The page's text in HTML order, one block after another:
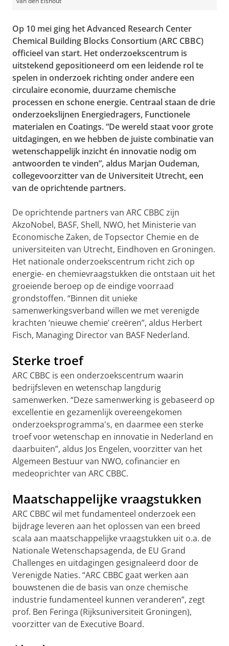
Op 10 mei ging het Advanced Research Center
Chemical Building Blocks Consortium (ARC CBBC)
officieel van start. Het onderzoekscentrum is
uitstekend gepositioneerd om een leidende rol te
spelen in onderzoek richting onder andere een
circulaire economie, duurzame chemische
processen en schone energie. Centraal staan de drie
onderzoekslijnen Energiedragers, Functionele
materialen en Coatings. “De wereld staat voor grote
uitdagingen, en we hebben de juiste combinatie van
wetenschappelijk inzicht én innovatie nodig om
antwoorden te vinden”, aldus Marjan Oudeman,
collegevoorzitter van de Universiteit Utrecht, een
van de oprichtende partners.
De oprichtende partners van ARC CBBC zijn
AkzoNobel, BASF, Shell, NWO, het Ministerie van
Economische Zaken, de Topsector Chemie en de
universiteiten van Utrecht, Eindhoven en Groningen.
Het nationale onderzoekscentrum richt zich op
energie- en chemievraagstukken die ontstaan uit het
groeiende beroep op de eindige voorraad
grondstoffen. “Binnen dit unieke
samenwerkingsverband willen we met verenigde
krachten ‘nieuwe chemie’ creëren”, aldus Herbert
Fisch, Managing Director van BASF Nederland.
Sterke troef
ARC CBBC is een onderzoekscentrum waarin
bedrijfsleven en wetenschap langdurig
samenwerken. “Deze samenwerking is gebaseerd op
excellentie en gezamenlijk overeengekomen
onderzoeksprogramma's, en daarmee een sterke
troef voor wetenschap en innovatie in Nederland en
daarbuiten”, aldus Jos Engelen, voorzitter van het
Algemeen Bestuur van NWO, cofinancier en
medeoprichter van ARC CBBC.
Maatschappelijke vraagstukken
ARC CBBC wil met fundamenteel onderzoek een
bijdrage leveren aan het oplossen van een breed
scala aan maatschappelijke vraagstukken uit o.a. de
Nationale Wetenschapsagenda, de EU Grand
Challenges en uitdagingen gesignaleerd door de
Verenigde Naties. “ARC CBBC gaat werken aan
bouwstenen die de basis van onze chemische
industrie fundamenteel kunnen veranderen”, zegt
prof. Ben Feringa (Rijksuniversiteit Groningen),
voorzitter van de Executive Board.